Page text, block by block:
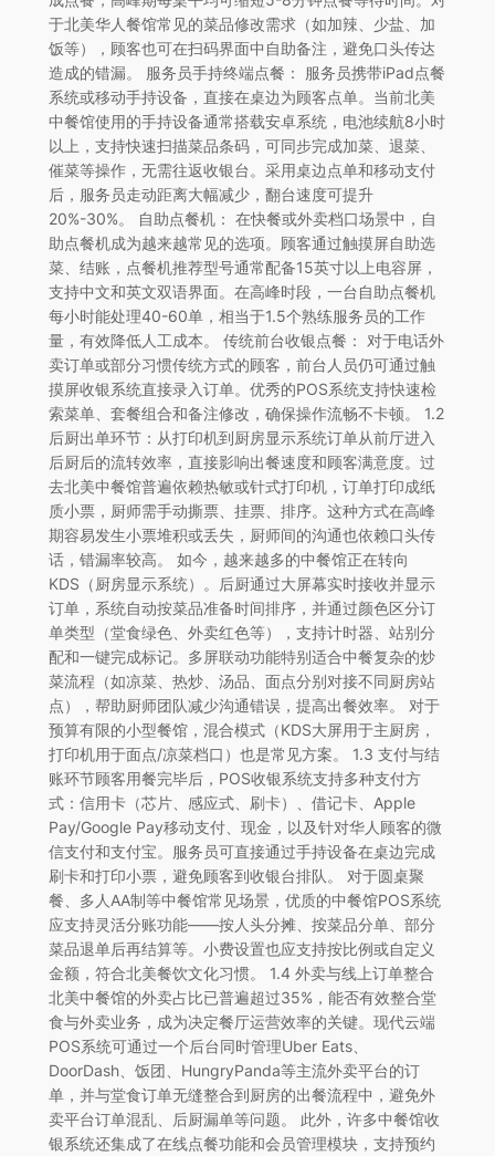
于北美华人餐馆常见的菜品修改需求（如加辣、少盐、加
饭等），顾客也可在扫码界面中自助备注，避免口头传达
造成的错漏。 服务员手持终端点餐： 服务员携带iPad点餐
系统或移动手持设备，直接在桌边为顾客点单。当前北美
中餐馆使用的手持设备通常搭载安卓系统，电池续航8小时
以上，支持快速扫描菜品条码，可同步完成加菜、退菜、
催菜等操作，无需往返收银台。采用桌边点单和移动支付
后，服务员走动距离大幅减少，翻台速度可提升
20%-30%。 自助点餐机： 在快餐或外卖档口场景中，自
助点餐机成为越来越常见的选项。顾客通过触摸屏自助选
菜、结账，点餐机推荐型号通常配备15英寸以上电容屏，
支持中文和英文双语界面。在高峰时段，一台自助点餐机
每小时能处理40-60单，相当于1.5个熟练服务员的工作
量，有效降低人工成本。 传统前台收银点餐： 对于电话外
卖订单或部分习惯传统方式的顾客，前台人员仍可通过触
摸屏收银系统直接录入订单。优秀的POS系统支持快速检
索菜单、套餐组合和备注修改，确保操作流畅不卡顿。 1.2
后厨出单环节：从打印机到厨房显示系统订单从前厅进入
后厨后的流转效率，直接影响出餐速度和顾客满意度。过
去北美中餐馆普遍依赖热敏或针式打印机，订单打印成纸
质小票，厨师需手动撕票、挂票、排序。这种方式在高峰
期容易发生小票堆积或丢失，厨师间的沟通也依赖口头传
话，错漏率较高。 如今，越来越多的中餐馆正在转向
KDS（厨房显示系统）。后厨通过大屏幕实时接收并显示
订单，系统自动按菜品准备时间排序，并通过颜色区分订
单类型（堂食绿色、外卖红色等），支持计时器、站别分
配和一键完成标记。多屏联动功能特别适合中餐复杂的炒
菜流程（如凉菜、热炒、汤品、面点分别对接不同厨房站
点），帮助厨师团队减少沟通错误，提高出餐效率。 对于
预算有限的小型餐馆，混合模式（KDS大屏用于主厨房，
打印机用于面点/凉菜档口）也是常见方案。 1.3 支付与结
账环节顾客用餐完毕后，POS收银系统支持多种支付方
式：信用卡（芯片、感应式、刷卡）、借记卡、Apple
Pay/Google Pay移动支付、现金，以及针对华人顾客的微
信支付和支付宝。服务员可直接通过手持设备在桌边完成
刷卡和打印小票，避免顾客到收银台排队。 对于圆桌聚
餐、多人AA制等中餐馆常见场景，优质的中餐馆POS系统
应支持灵活分账功能——按人头分摊、按菜品分单、部分
菜品退单后再结算等。小费设置也应支持按比例或自定义
金额，符合北美餐饮文化习惯。 1.4 外卖与线上订单整合
北美中餐馆的外卖占比已普遍超过35%，能否有效整合堂
食与外卖业务，成为决定餐厅运营效率的关键。现代云端
POS系统可通过一个后台同时管理Uber Eats、
DoorDash、饭团、HungryPanda等主流外卖平台的订
单，并与堂食订单无缝整合到厨房的出餐流程中，避免外
卖平台订单混乱、后厨漏单等问题。 此外，许多中餐馆收
银系统还集成了在线点餐功能和会员管理模块，支持预约